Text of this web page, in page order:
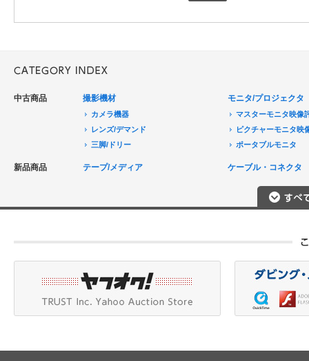
中古商品 撮影機材
カメラ機器
レンズ/デマンド
三脚/ドリー
ポータブルレコーダ
SD仕様VTR
HD仕様VTR
メモリーレコーダ/ディスクレコー
モニタ/プロジェクタ
マスターモニタ映像
ピクチャーモニタ映
ポータブルモニタ
プロジェクタ
プロジェクタアクセ
スイッチャ
編集コントローラ
コンバータ
新品商品 テープ/メディア
DLT/LTO
ケーブル・コネクタ